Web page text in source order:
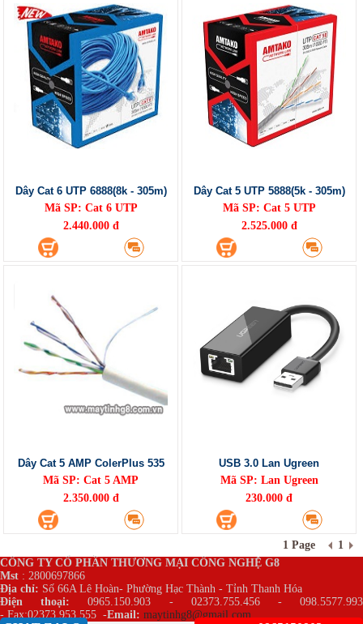
Dây Cat 6 UTP 6888(8k - 305m)
Mã SP: Cat 6 UTP
2.440.000 đ
Dây Cat 5 UTP 5888(5k - 305m)
Mã SP: Cat 5 UTP
2.525.000 đ
Dây Cat 5 AMP ColerPlus 535
Mã SP: Cat 5 AMP
2.350.000 đ
USB 3.0 Lan Ugreen
Mã SP: Lan Ugreen
230.000 đ
1 Page
1
CÔNG TY CỔ PHẦN THƯƠNG MẠI CÔNG NGHỆ G8
Mst : 2800697866
Địa chỉ: Số 66A Lê Hoàn- Phường Hạc Thành - Tỉnh Thanh Hóa
Điện thoại: 0965.150.903 - 02373.755.456 - 098.5577.993
- Fax:02373.953.555 -Email: maytinhg8@gmail.com